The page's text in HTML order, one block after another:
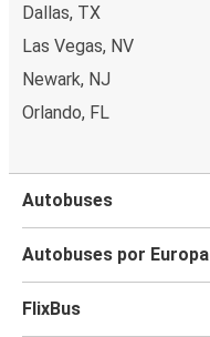
Dallas, TX
Las Vegas, NV
Newark, NJ
Orlando, FL
Autobuses
Autobuses por Europa
FlixBus